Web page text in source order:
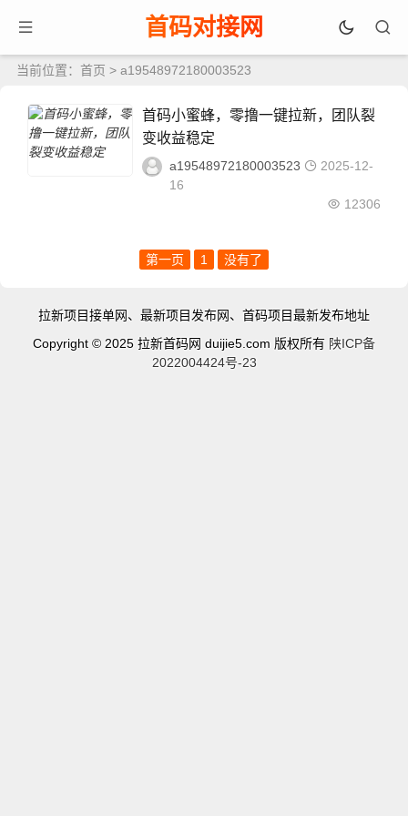
首码对接网
当前位置： 首页 > a19548972180003523
首码小蜜蜂，零撸一键拉新，团队裂
变收益稳定
a19548972180003523
2025-12-
16
12306
第一页 1 没有了
拉新项目接单网、最新项目发布网、首码项目最新发布地址
Copyright © 2025 拉新首码网 duijie5.com 版权所有 陕ICP备
2022004424号-23